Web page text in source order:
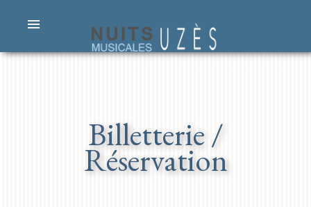
Billetterie /
Réservation